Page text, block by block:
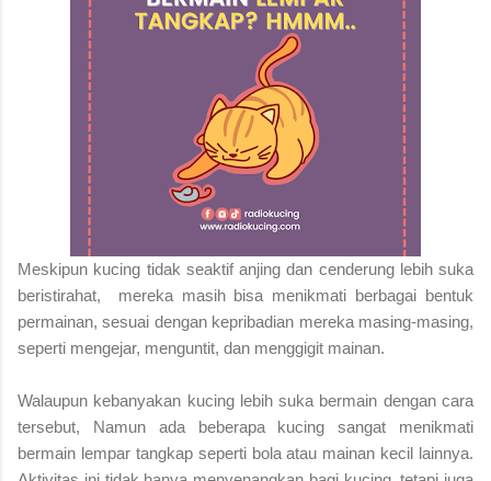
Meskipun kucing tidak seaktif anjing dan cenderung lebih suka
beristirahat, mereka masih bisa menikmati berbagai bentuk
permainan, sesuai dengan kepribadian mereka masing-masing,
seperti mengejar, menguntit, dan menggigit mainan.
Walaupun kebanyakan kucing lebih suka bermain dengan cara
tersebut, Namun ada beberapa kucing sangat menikmati
bermain lempar tangkap seperti bola atau mainan kecil lainnya.